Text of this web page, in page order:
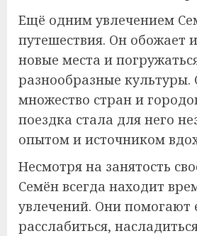
Ещё одним увлечением
путешествия. Он обожает
новые места и
разнообразные культуры.
множество стран и
поездка стала для него
опытом и источником
Несмотря на занятость
Семён всегда находит
увлечений. Они помогают
расслабиться,